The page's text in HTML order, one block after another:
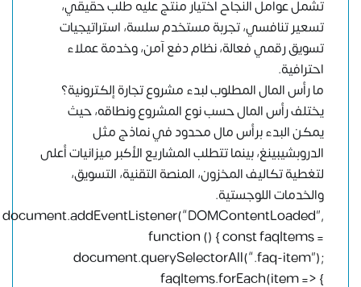
تشمل عوامل النجاح اختيار منتج عليه طلب حقيقي،
تسعير تنافسي، تجربة مستخدم سلسة، استراتيجيات
تسويق رقمي فعالة، نظام دفع آمن، وخدمة عملاء
احترافية.
ما رأس المال المطلوب لبدء مشروع تجارة إلكترونية؟
يختلف رأس المال حسب نوع المشروع ونطاقه، حيث
يمكن البدء برأس مال محدود في نماذج مثل
الدروبشيبينغ، بينما تتطلب المشاريع الأكبر ميزانيات أعلى
لتغطية تكاليف المخزون، المنصة التقنية، التسويق،
والخدمات اللوجستية.
document.addEventListener(“DOMContentLoaded”,
function () { const faqItems =
document.querySelectorAll(“.faq-item”);
faqItems.forEach(item => {